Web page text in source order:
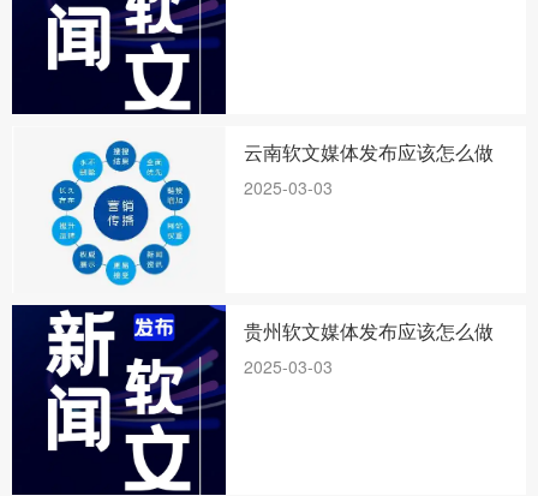
云南软文媒体发布应该怎么做
2025-03-03
贵州软文媒体发布应该怎么做
2025-03-03